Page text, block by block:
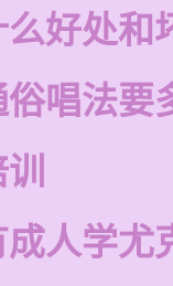
好处和
唱法要
人学尤